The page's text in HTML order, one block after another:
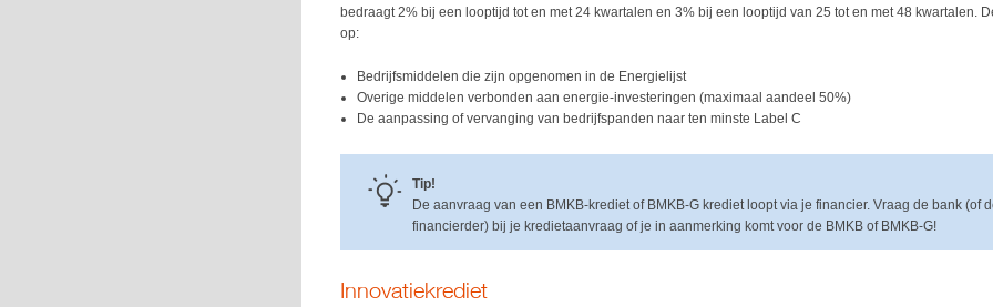
bedraagt 2% bij een looptijd tot en met 24 kwartalen en 3% bij een looptijd van 25 tot en met 48 kwartalen.
op:
Bedrijfsmiddelen die zijn opgenomen in de Energielijst
Overige middelen verbonden aan energie-investeringen (maximaal aandeel 50%)
De aanpassing of vervanging van bedrijfspanden naar ten minste Label C
Tip!
De aanvraag van een BMKB-krediet of BMKB-G krediet loopt via je financier. Vraag de bank (of
financierder) bij je kredietaanvraag of je in aanmerking komt voor de BMKB of BMKB-G!
Innovatiekrediet